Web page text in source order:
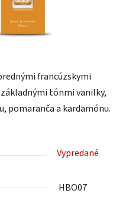
francúzskymi
tónmi vanilky,
pomaranča a kardamónu.
Vypredané
HBO07